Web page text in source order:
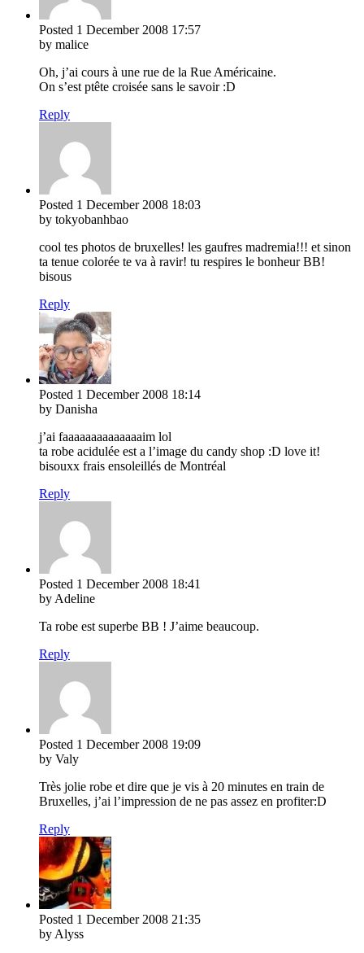
Posted 1 December 2008 17:57
by malice
Oh, j’ai cours à une rue de la Rue Américaine.
On s’est ptête croisée sans le savoir :D
Reply
Posted 1 December 2008 18:03
by tokyobanhbao
cool tes photos de bruxelles! les gaufres madremia!!! et sinon
ta tenue colorée te va à ravir! tu respires le bonheur BB!
bisous
Reply
Posted 1 December 2008 18:14
by Danisha
j’ai faaaaaaaaaaaaaaim lol
ta robe acidulée est a l’image du candy shop :D love it!
bisouxx frais ensoleillés de Montréal
Reply
Posted 1 December 2008 18:41
by Adeline
Ta robe est superbe BB ! J’aime beaucoup.
Reply
Posted 1 December 2008 19:09
by Valy
Très jolie robe et dire que je vis à 20 minutes en train de
Bruxelles, j’ai l’impression de ne pas assez en profiter:D
Reply
Posted 1 December 2008 21:35
by Alyss